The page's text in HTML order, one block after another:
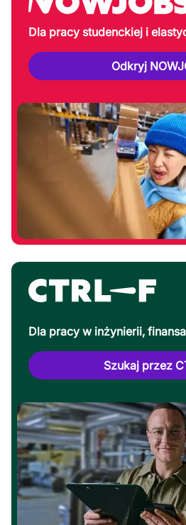
Dla pracy studenckiej i
Odkryj
Dla pracy w inżynierii,
Szukaj przez